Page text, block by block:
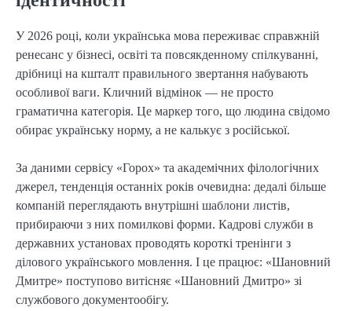
У 2026 році, коли українська мова переживає справжній
ренесанс у бізнесі, освіті та повсякденному спілкуванні,
дрібниці на кшталт правильного звертання набувають
особливої ваги. Кличний відмінок — не просто
граматична категорія. Це маркер того, що людина свідомо
обирає українську норму, а не калькує з російської.
За даними сервісу «Горох» та академічних філологічних
джерел, тенденція останніх років очевидна: дедалі більше
компаній переглядають внутрішні шаблони листів,
прибираючи з них помилкові форми. Кадрові служби в
державних установах проводять короткі тренінги з
ділового українського мовлення. І це працює: «Шановний
Дмитре» поступово витісняє «Шановний Дмитро» зі
службового документообігу.